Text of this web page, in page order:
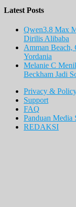
Latest Posts
Qwen3.8 Max
Dirilis Alibaba
Amman Beach,
Yordania
Melanie C
Beckham Jadi
Privacy &
Support
FAQ
Panduan Media
REDAKSI